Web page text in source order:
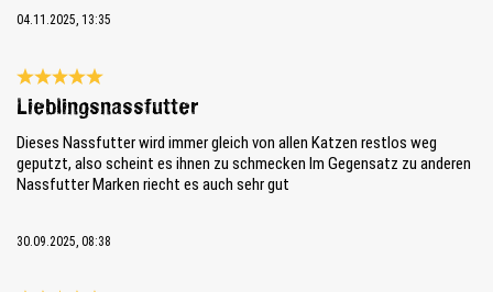
04.11.2025, 13:35
Bewertung mit 5 von 5 Sternen
Lieblingsnassfutter
Dieses Nassfutter wird immer gleich von allen Katzen restlos weg
geputzt, also scheint es ihnen zu schmecken Im Gegensatz zu anderen
Nassfutter Marken riecht es auch sehr gut
30.09.2025, 08:38